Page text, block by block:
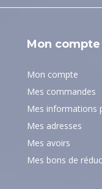
Mon compte
Mon compte
Mes commandes
Mes informations
Mes adresses
Mes avoirs
Mes bons de